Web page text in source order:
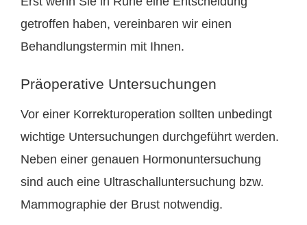
getroffen haben, vereinbaren wir einen
Behandlungstermin mit Ihnen.
Präoperative Untersuchungen
Vor einer Korrekturoperation sollten unbedingt
wichtige Untersuchungen durchgeführt werden.
Neben einer genauen Hormonuntersuchung
sind auch eine Ultraschalluntersuchung bzw.
Mammographie der Brust notwendig.